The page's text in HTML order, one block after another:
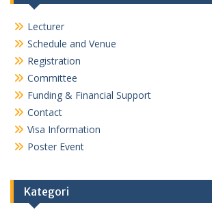
Lecturer
Schedule and Venue
Registration
Committee
Funding & Financial Support
Contact
Visa Information
Poster Event
Kategori